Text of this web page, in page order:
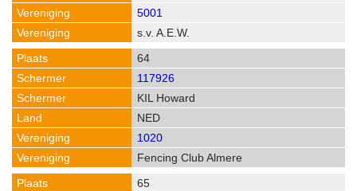
5001
s.v. A.E.W.
64
117926
KIL Howard
NED
1020
Fencing Club Almere
65